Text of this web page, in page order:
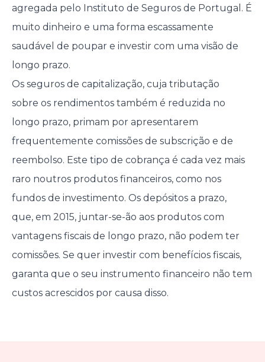
agregada pelo Instituto de Seguros de Portugal. É
muito dinheiro e uma forma escassamente
saudável de poupar e investir com uma visão de
longo prazo.
Os seguros de capitalização, cuja tributação
sobre os rendimentos também é reduzida no
longo prazo, primam por apresentarem
frequentemente comissões de subscrição e de
reembolso. Este tipo de cobrança é cada vez mais
raro noutros produtos financeiros, como nos
fundos de investimento. Os depósitos a prazo,
que, em 2015, juntar-se-ão aos produtos com
vantagens fiscais de longo prazo, não podem ter
comissões. Se quer investir com benefícios fiscais,
garanta que o seu instrumento financeiro não tem
custos acrescidos por causa disso.